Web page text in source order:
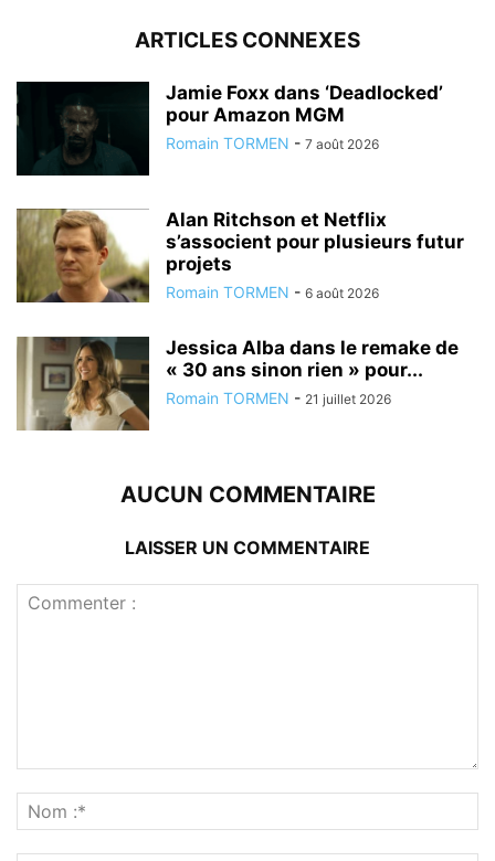
ARTICLES CONNEXES
Jamie Foxx dans ‘Deadlocked’
pour Amazon MGM
Romain TORMEN - 7 août 2026
Alan Ritchson et Netflix
s’associent pour plusieurs futur
projets
Romain TORMEN - 6 août 2026
Jessica Alba dans le remake de
« 30 ans sinon rien » pour...
Romain TORMEN - 21 juillet 2026
AUCUN COMMENTAIRE
LAISSER UN COMMENTAIRE